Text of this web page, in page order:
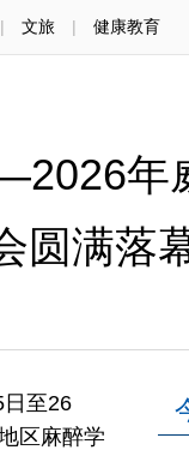
| 文旅 | 健康教育
年
圆满落
至26
区麻醉学